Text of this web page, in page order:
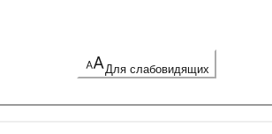
Для слабовидящих